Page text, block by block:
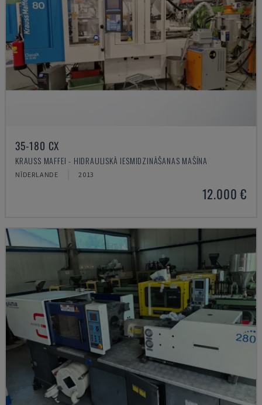
35-180 CX
KRAUSS MAFFEI - HIDRAULISKĀ IESMIDZINĀŠANAS MAŠĪNA
NĪDERLANDE 2013
12.000 €